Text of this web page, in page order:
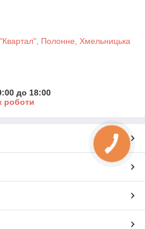
Полонне, Хмельницька
до 18:00
роботи